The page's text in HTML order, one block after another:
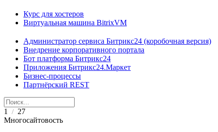
Курс для хостеров
Виртуальная машина BitrixVM
Администратор сервиса Битрикс24 (коробочная версия)
Внедрение корпоративного портала
Бот платформа Битрикс24
Приложения Битрикс24.Маркет
Бизнес-процессы
Партнёрский REST
1 / 27
Многосайтовость